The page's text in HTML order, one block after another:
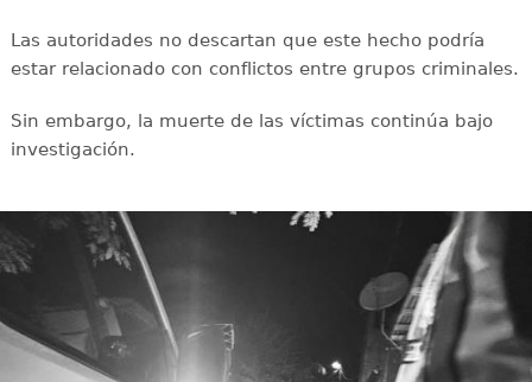
Las autoridades no descartan que este hecho podría
estar relacionado con conflictos entre grupos criminales.
Sin embargo, la muerte de las víctimas continúa bajo
investigación.